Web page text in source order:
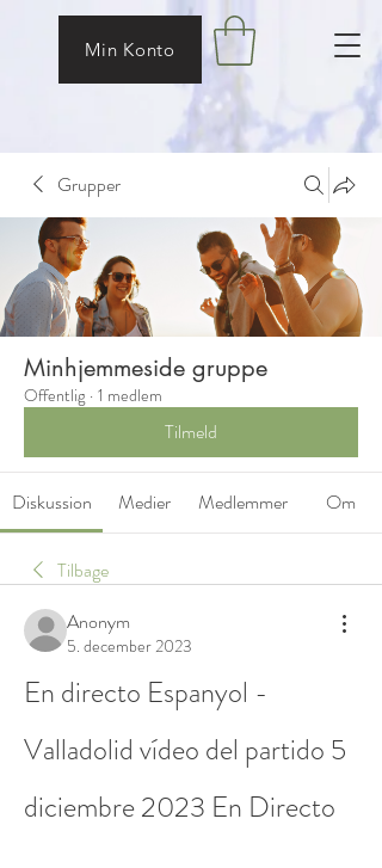
Min Konto
Grupper
Minhjemmeside gruppe
Offentlig · 1 medlem
Tilmeld
Diskussion Medier Medlemmer Om
Tilbage
Anonym
5. december 2023
En directo Espanyol -
Valladolid vídeo del partido 5
diciembre 2023 En Directo